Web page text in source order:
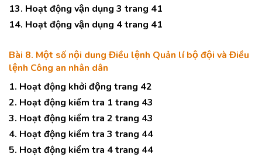
13. Hoạt động vận dụng 3 trang 41
14. Hoạt động vận dụng 4 trang 41
Bài 8. Một số nội dung Điều lệnh Quản lí bộ đội và Điều
lệnh Công an nhân dân
1. Hoạt động khởi động trang 42
2. Hoạt động kiểm tra 1 trang 43
3. Hoạt động kiểm tra 2 trang 43
4. Hoạt động kiểm tra 3 trang 44
5. Hoạt động kiểm tra 4 trang 44